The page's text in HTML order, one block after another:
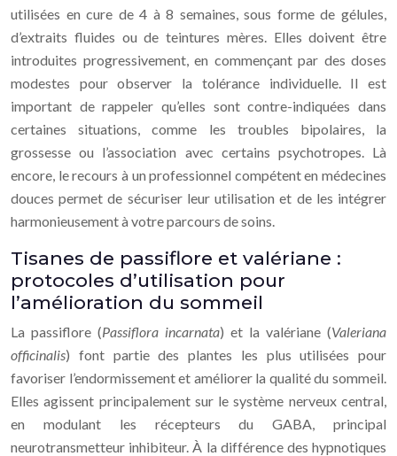
utilisées en cure de 4 à 8 semaines, sous forme de gélules,
d’extraits fluides ou de teintures mères. Elles doivent être
introduites progressivement, en commençant par des doses
modestes pour observer la tolérance individuelle. Il est
important de rappeler qu’elles sont contre-indiquées dans
certaines situations, comme les troubles bipolaires, la
grossesse ou l’association avec certains psychotropes. Là
encore, le recours à un professionnel compétent en médecines
douces permet de sécuriser leur utilisation et de les intégrer
harmonieusement à votre parcours de soins.
Tisanes de passiflore et valériane :
protocoles d’utilisation pour
l’amélioration du sommeil
La passiflore (Passiflora incarnata) et la valériane (Valeriana
officinalis) font partie des plantes les plus utilisées pour
favoriser l’endormissement et améliorer la qualité du sommeil.
Elles agissent principalement sur le système nerveux central,
en modulant les récepteurs du GABA, principal
neurotransmetteur inhibiteur. À la différence des hypnotiques